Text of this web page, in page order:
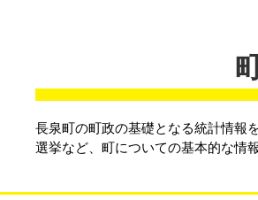
長泉町の町政の基礎となる統計情報
選挙など、町についての基本的な情